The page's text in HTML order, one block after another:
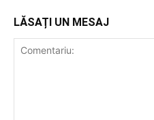
LĂSAȚI UN MESAJ